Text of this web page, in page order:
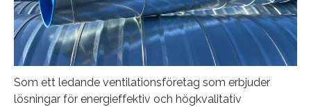
Som ett ledande ventilationsföretag som erbjuder
lösningar för energieffektiv och högkvalitativ